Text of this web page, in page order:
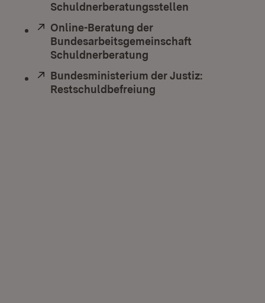
Schuldnerberatungsstellen
Extern:
Online-Beratung der
Bundesarbeitsgemeinschaft
Schuldnerberatung
Extern:
Bundesministerium der Justiz:
Restschuldbefreiung